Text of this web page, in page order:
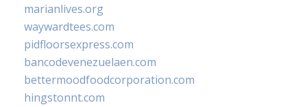
marianlives.org
waywardtees.com
pidfloorsexpress.com
bancodevenezuelaen.com
bettermoodfoodcorporation.com
hingstonnt.com